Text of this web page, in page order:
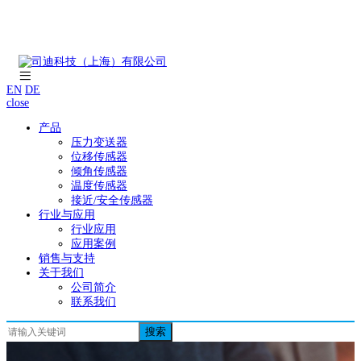
EN DE
close
产品
压力变送器
位移传感器
倾角传感器
温度传感器
接近/安全传感器
行业与应用
行业应用
应用案例
销售与支持
关于我们
公司简介
联系我们
搜索